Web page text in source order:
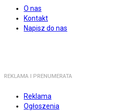
O nas
Kontakt
Napisz do nas
REKLAMA I PRENUMERATA
Reklama
Ogłoszenia